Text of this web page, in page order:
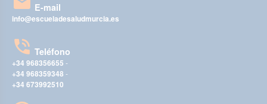
E-mail
info@escueladesaludmurcia.es
Teléfono
+34 968356655 -
+34 968359348 -
+34 673992510